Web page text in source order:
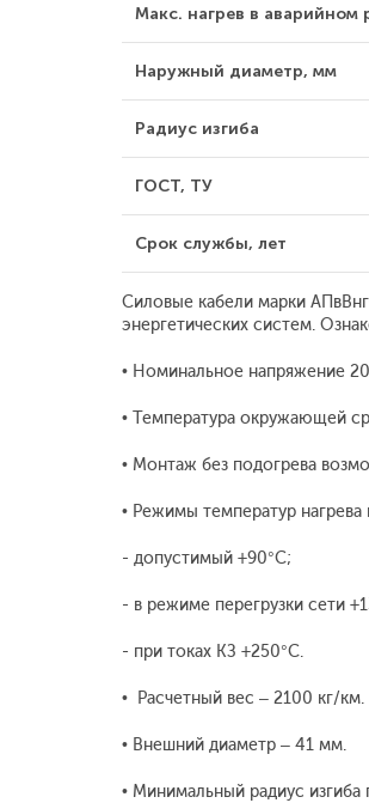
Макс. нагрев в аварийном
Наружный диаметр, мм
Радиус изгиба
ГОСТ, ТУ
Срок службы, лет
Силовые кабели марки
энергетических систем.
• Номинальное напряжение
• Температура окружающей
• Монтаж без подогрева
• Режимы температур нагрева
- допустимый +90°С;
- в режиме перегрузки сети
- при токах КЗ +250°С.
• Расчетный вес – 2100 кг/км.
• Внешний диаметр – 41 мм.
• Минимальный радиус